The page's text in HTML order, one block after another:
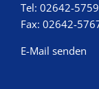
Tel: 02642-5759
Fax: 02642-
E-Mail senden